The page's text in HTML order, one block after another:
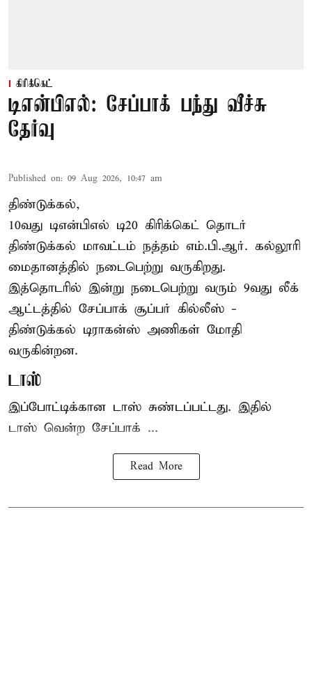
கிரிக்கெட்
டிஎன்பிஎல்: சேப்பாக் பந்து வீச்சு
தேர்வு
Published on: 09 Aug 2026, 10:47 am
திண்டுக்கல்,
10வது டிஎன்பிஎல் டி20 கிரிக்கெட் தொடர்
திண்டுக்கல் மாவட்டம் நத்தம் எம்.பி.ஆர். கல்லூரி
மைதானத்தில் நடைபெற்று வருகிறது.
இத்தொடரில் இன்று நடைபெற்று வரும் 9வது லீக்
ஆட்டத்தில் சேப்பாக் சூப்பர் கில்லீஸ் -
திண்டுக்கல் டிராகன்ஸ் அணிகள் மோதி
வருகின்றன.
டாஸ்
இப்போட்டிக்கான டாஸ் சுண்டப்பட்டது. இதில்
டாஸ் வென்ற சேப்பாக் ...
Read More